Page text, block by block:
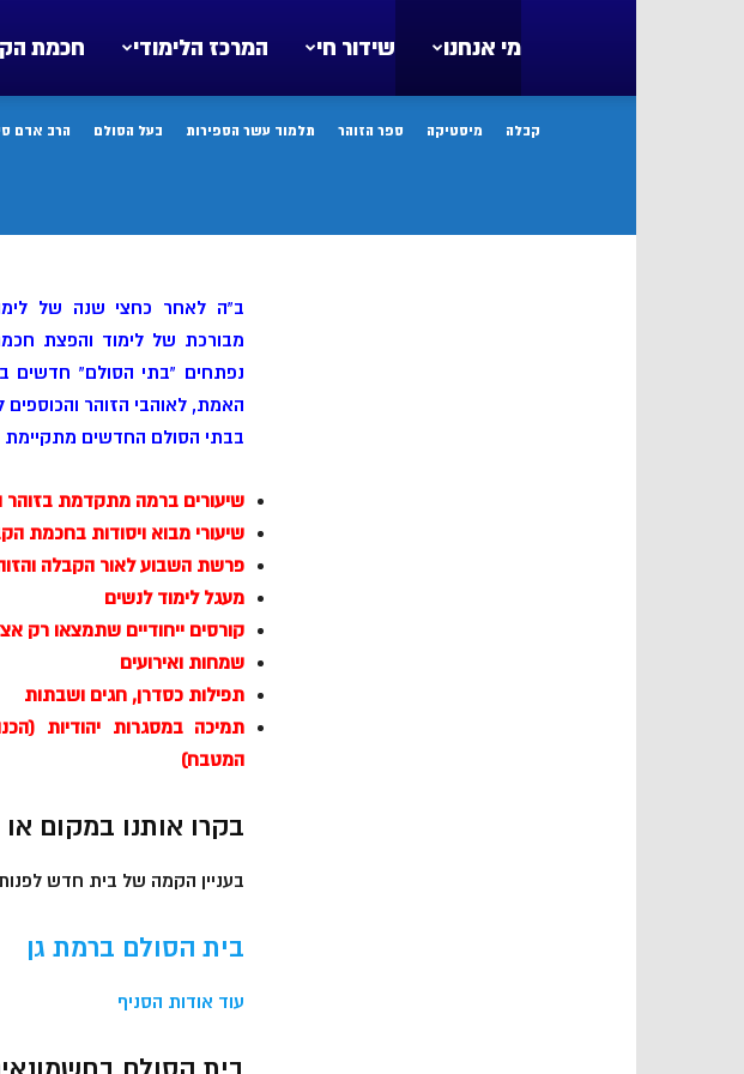
חכמת המרכז הלימודי שידור חי מי אנחנו
קבלה מיסטיקה ספר הזוהר תלמוד עשר הספירות בעל הסולם הרב אדם
ב”ה לאחר כחצי שנה של
מבורכת של לימוד והפצת
נפתחים “בתי הסולם” חדשים
האמת, לאוהבי הזוהר והכוספים
בבתי הסולם החדשים מתקיימת
שיעורים ברמה מתקדמת בזוהר
שיעורי מבוא ויסודות בחכמת
פרשת השבוע לאור הקבלה
מעגל לימוד לנשים
קורסים ייחודיים שתמצאו רק
שמחות ואירועים
תפילות כסדרן, חגים ושבתות
תמיכה במסגרות יהודיות
המטבח)
בקרו אותנו במקום
בעניין הקמה של בית חדש לפנות ל – 050-
בית הסולם ברמת גן
עוד אודות הסניף